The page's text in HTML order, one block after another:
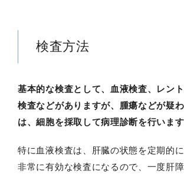
検査方法
基本的な検査として、血液検査、レン
検査などがありますが、腫瘍などが疑
は、細胞を採取して病理診断を行います
特に血液検査は、肝臓の状態を定期的
非常に有効な検査になるので、一度肝